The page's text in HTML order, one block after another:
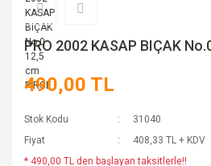
PRO 2002 KASAP BIÇAK
490,00 TL
Stok Kodu
31040
Fiyat
408,33 TL + KDV
* 490,00 TL den başlayan taksitlerle!!